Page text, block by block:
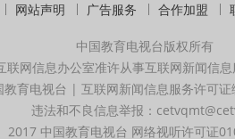
网站声明 广告服务 合作加盟
中国教育电视台版权所有
联网信息办公室准许从事互联网新闻信
教育电视台 | 互联网新闻信息服务许可
违法和不良信息举报：
2017 中国教育电视台 网络视听许可证